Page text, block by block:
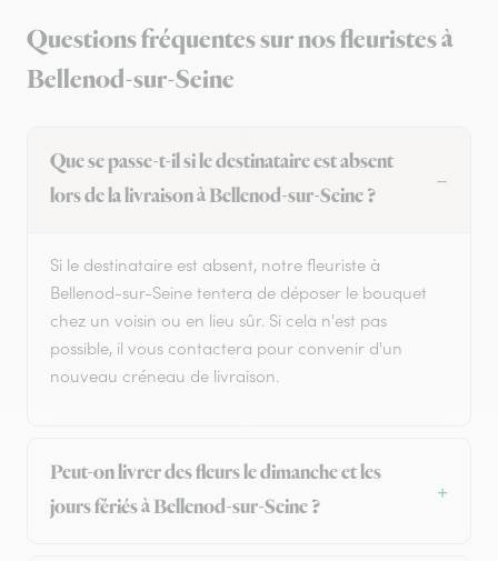
Questions fréquentes sur nos fleuristes à
Bellenod-sur-Seine
Que se passe-t-il si le destinataire est absent
lors de la livraison à Bellenod-sur-Seine ?
Si le destinataire est absent, notre fleuriste à
Bellenod-sur-Seine tentera de déposer le bouquet
chez un voisin ou en lieu sûr. Si cela n'est pas
possible, il vous contactera pour convenir d'un
nouveau créneau de livraison.
Peut-on livrer des fleurs le dimanche et les
jours fériés à Bellenod-sur-Seine ?